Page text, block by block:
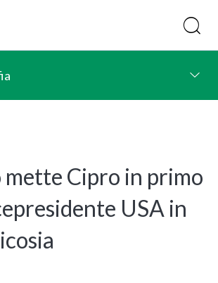
mette Cipro in primo
USA in